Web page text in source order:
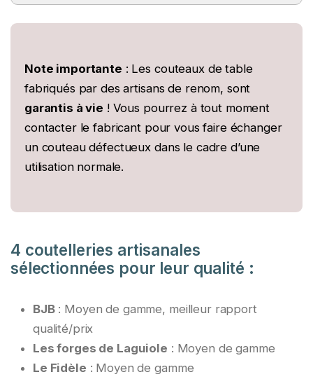
achetez un set de couteau de table de qualité,
ils seront obligatoirement livrés dans leur coffret
Les meilleurs fabricants de couteaux de table
sont fabriqués dans les villes de Thiers, Nontron
réputées dans le monde entier.
Note importante : Les couteaux de table
fabriqués par des artisans de renom, sont
garantis à vie ! Vous pourrez à tout moment
contacter le fabricant pour vous faire échanger
un couteau défectueux dans le cadre d’une
utilisation normale.
4 coutelleries artisanales
sélectionnées pour leur qualité :
BJB: Moyen de gamme, meilleur rapport
qualité/prix
Les forges de Laguiole : Moyen de gamme
Le Fidèle : Moyen de gamme
Besoin d'aide ?